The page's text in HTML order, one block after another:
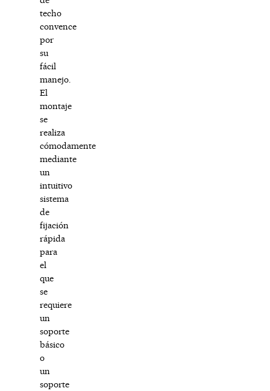
techo
convence
por
su
fácil
manejo.
El
montaje
se
realiza
cómodamente
mediante
un
intuitivo
sistema
de
fijación
rápida
para
el
que
se
requiere
un
soporte
básico
o
un
soporte